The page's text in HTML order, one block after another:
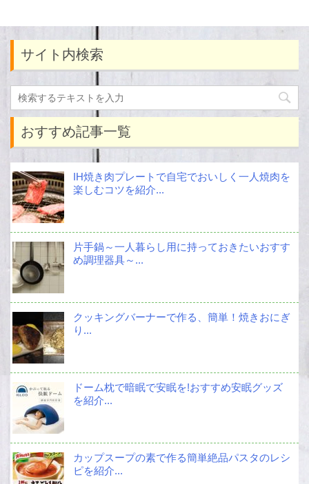
サイト内検索
おすすめ記事一覧
IH焼き肉プレートで自宅でおいしく一人焼肉を
楽しむコツを紹介...
片手鍋～一人暮らし用に持っておきたいおすす
め調理器具～...
クッキングバーナーで作る、簡単！焼きおにぎ
り...
ドーム枕で暗眠で安眠を!おすすめ安眠グッズ
を紹介...
カップスープの素で作る簡単絶品パスタのレシ
ピを紹介...